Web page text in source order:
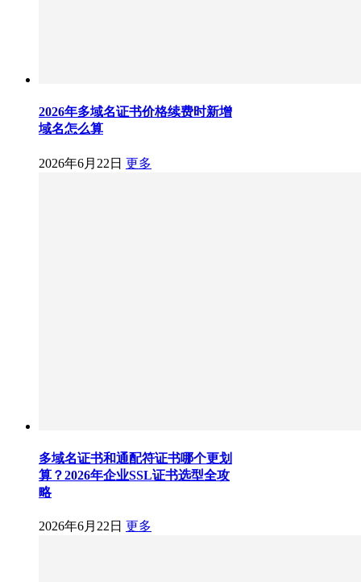
2026年多域名证书价格续费时新增
域名怎么算
2026年6月22日 更多
多域名证书和通配符证书哪个更划
算？2026年企业SSL证书选型全攻
略
2026年6月22日 更多